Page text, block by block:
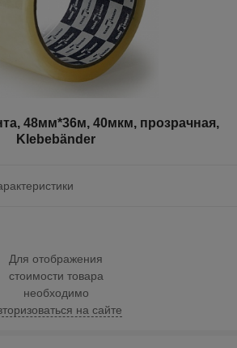
48мм*36м, 40мкм, прозрачная,
Klebebänder
Для отображения
стоимости товара
необходимо
на сайте